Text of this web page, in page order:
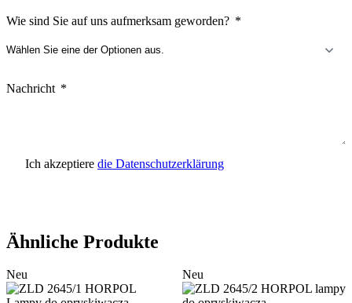
Wie sind Sie auf uns aufmerksam geworden?
Nachricht
Ich akzeptiere die Datenschutzerklärung
Ähnliche Produkte
Neu Neu